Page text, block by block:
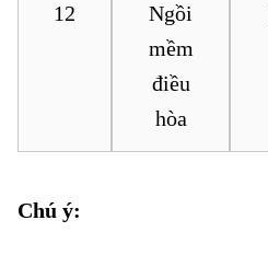
12
Ngồi
mềm
điều
hòa
Chú ý: